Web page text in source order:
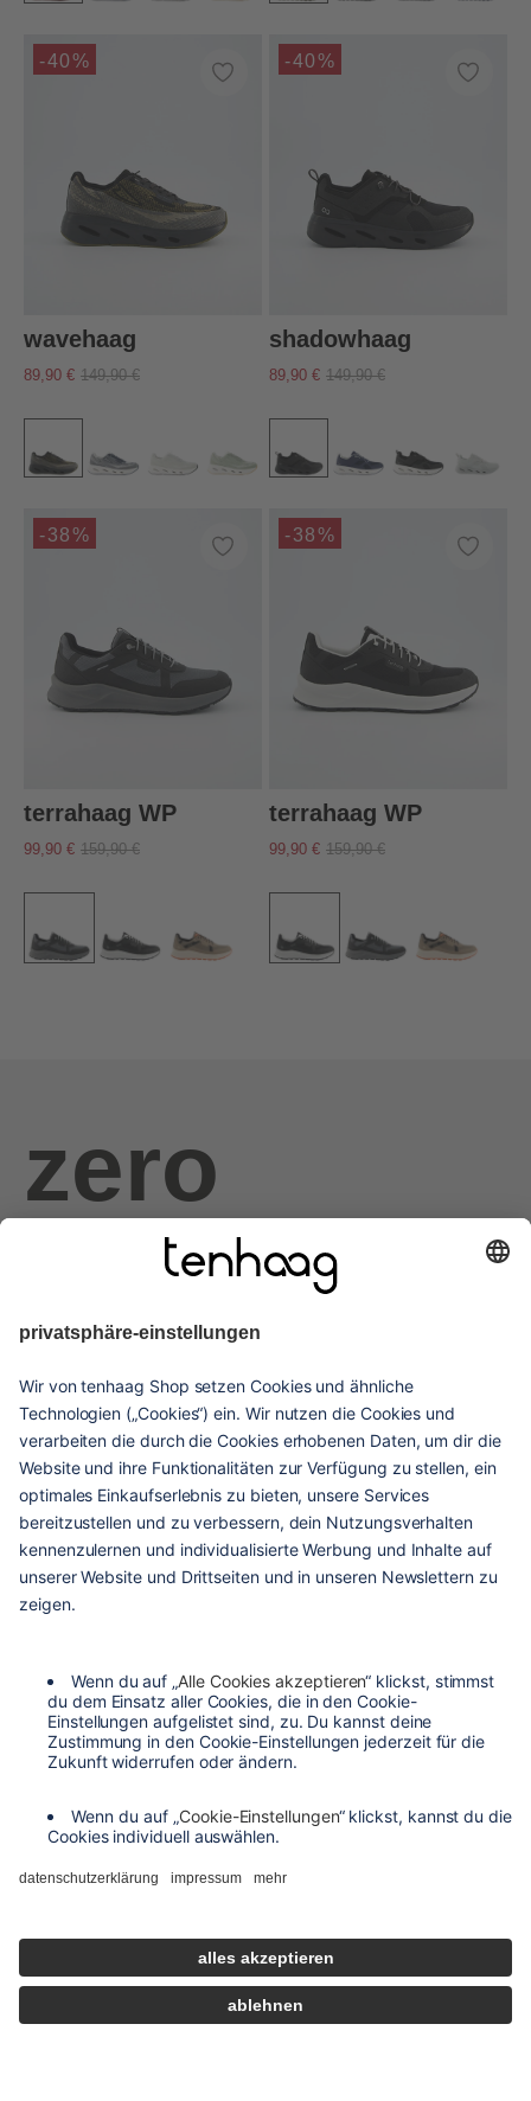
-40%
wavehaag
89,90 € 149,90 €
-40%
shadowhaag
89,90 € 149,90 €
-38%
terrahaag WP
99,90 € 159,90 €
-38%
terrahaag WP
99,90 € 159,90 €
zero
haags
given
hilfe & service
kontakt
zahlungsarten
de
datenschutzerklärung
impressum